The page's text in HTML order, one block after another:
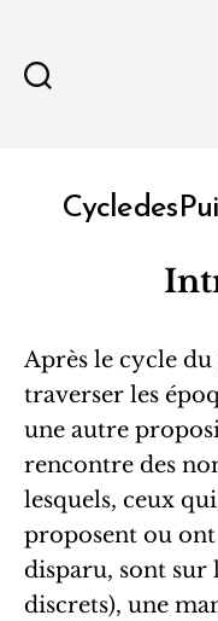
Cycle des
Après le cycle
traverser les
une autre
rencontre des
lesquels, ceux
proposent ou
disparu, sont sur
discrets), une